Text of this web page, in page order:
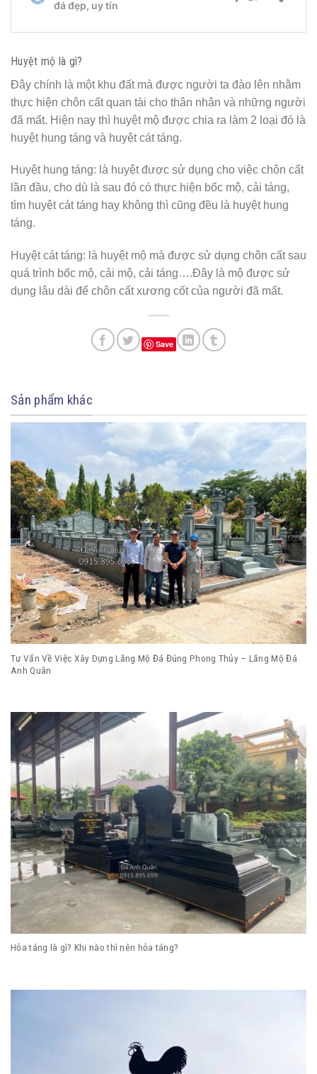
Huyệt mộ là gì?
Đây chính là một khu đất mà được người ta đào lên nhằm
thực hiện chôn cất quan tài cho thân nhân và những người
đã mất. Hiện nay thì huyệt mộ được chia ra làm 2 loại đó là
huyệt hung táng và huyệt cát táng.
Huyệt hung táng: là huyệt được sử dụng cho việc chôn cất
lần đầu, cho dù là sau đó có thực hiện bốc mộ, cải táng,
tìm huyệt cát táng hay không thì cũng đều là huyệt hung
táng.
Huyệt cát táng: là huyệt mộ mà được sử dụng chôn cất sau
quá trình bốc mộ, cải mộ, cải táng….Đây là mộ được sử
dụng lâu dài để chôn cất xương cốt của người đã mất.
Save
Sản phẩm khác
Tư Vấn Về Việc Xây Dựng Lăng Mộ Đá Đúng Phong Thủy – Lăng Mộ Đá
Anh Quân
Hỏa táng là gì? Khi nào thì nên hỏa táng?